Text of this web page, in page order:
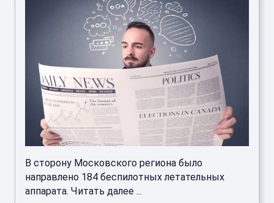
В сторону Московского региона было
направлено 184 беспилотных летательных
аппарата. Читать далее ...